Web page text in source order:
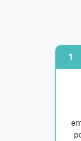
1